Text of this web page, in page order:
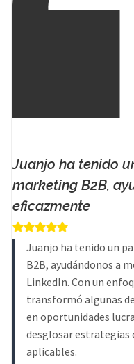
Juanjo ha tenido
marketing B2B,
eficazmente
Juanjo ha tenido un
B2B, ayudándonos a
LinkedIn. Con un
transformó algunas
en oportunidades
desglosar estrategias
aplicables.